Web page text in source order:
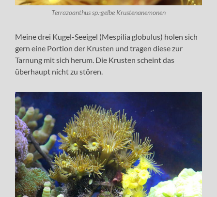
Terrazoanthus sp.-gelbe Krustenanemonen
Meine drei Kugel-Seeigel (Mespilia globulus) holen sich
gern eine Portion der Krusten und tragen diese zur
Tarnung mit sich herum. Die Krusten scheint das
überhaupt nicht zu stören.